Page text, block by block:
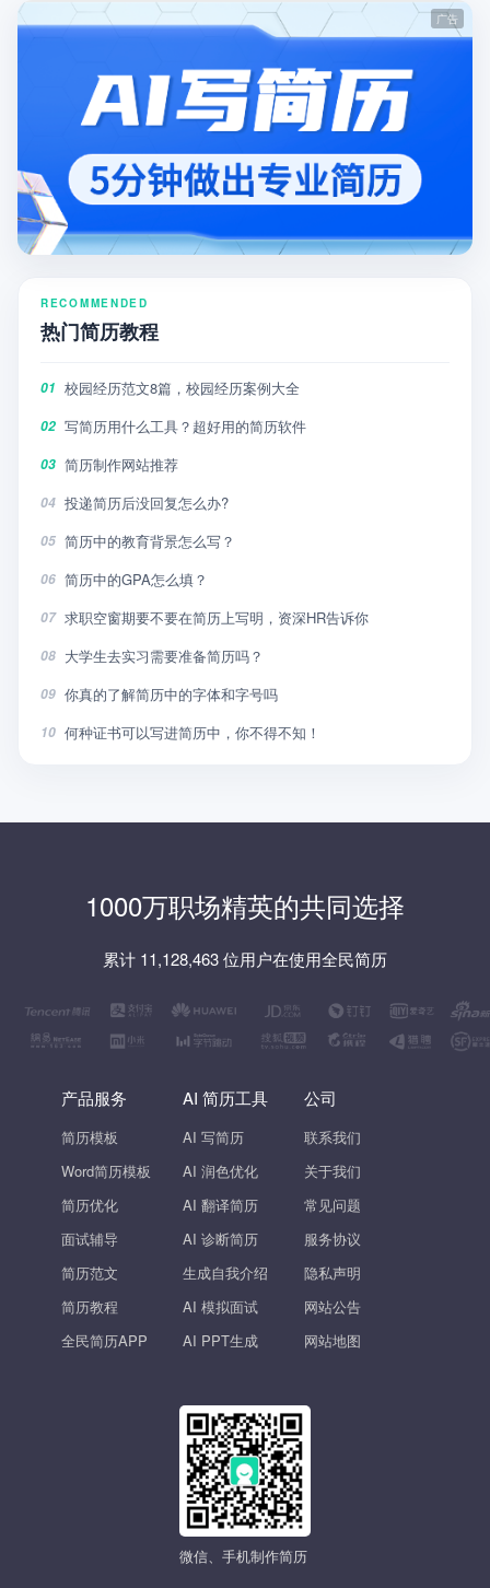
RECOMMENDED
热门简历教程
01 校园经历范文8篇，校园经历案例大全
02 写简历用什么工具？超好用的简历软件
03 简历制作网站推荐
04 投递简历后没回复怎么办?
05 简历中的教育背景怎么写？
06 简历中的GPA怎么填？
07 求职空窗期要不要在简历上写明，资深HR告诉你
08 大学生去实习需要准备简历吗？
09 你真的了解简历中的字体和字号吗
10 何种证书可以写进简历中，你不得不知！
1000万职场精英的共同选择
累计 11,128,463 位用户在使用全民简历
产品服务
简历模板
Word简历模板
简历优化
面试辅导
简历范文
简历教程
全民简历APP
AI 简历工具
AI 写简历
AI 润色优化
AI 翻译简历
AI 诊断简历
生成自我介绍
AI 模拟面试
AI PPT生成
公司
联系我们
关于我们
常见问题
服务协议
隐私声明
网站公告
网站地图
微信、手机制作简历